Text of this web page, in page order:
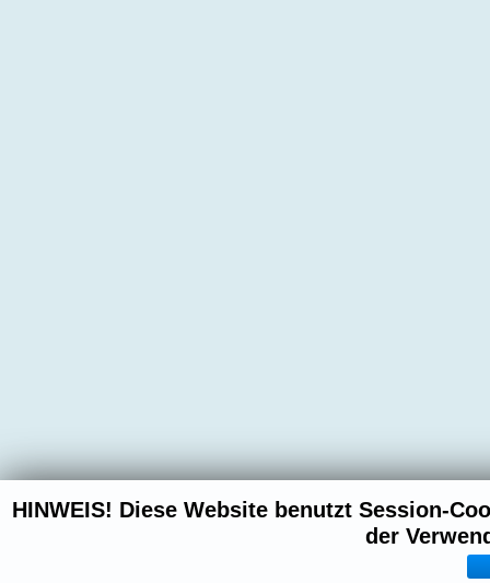
HINWEIS! Diese Website benutzt Session-
der